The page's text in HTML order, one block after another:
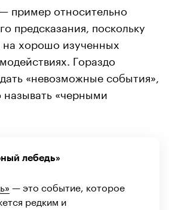
пример относительно
предсказания, поскольку
на хорошо изученных
Гораздо
«невозможные события»,
«черными
лебедь»
— это событие, которое
редким и